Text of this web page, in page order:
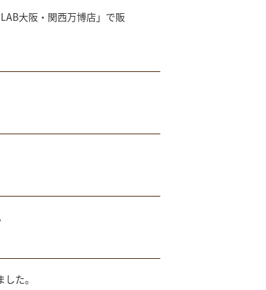
大阪・関西万博店」で販
た。